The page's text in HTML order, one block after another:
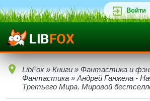
Войти
LibFox » Книги » Фантастика и
Фантастика » Андрей Ганжела -
Третьего Мира. Мировой